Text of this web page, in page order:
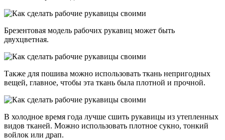
Брезентовая модель рабочих рукавиц может быть
двухцветная.
Также для пошива можно использовать ткань непригодных
вещей, главное, чтобы эта ткань была плотной и прочной.
В холодное время года лучше сшить рукавицы из утепленных
видов тканей. Можно использовать плотное сукно, тонкий
войлок или драп.